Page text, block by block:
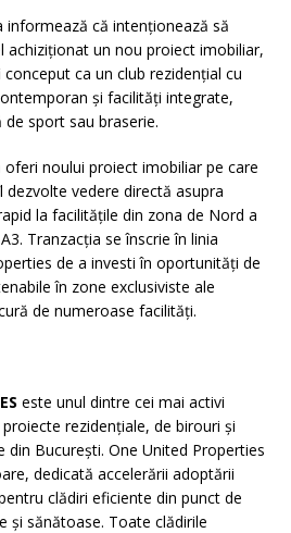
informează că intenționează să
achiziționat un nou proiect imobiliar,
ca un club rezidențial cu
și facilități integrate,
sport sau braserie.
noului proiect imobiliar pe care
vedere directă asupra
la facilitățile din zona de Nord a
Tranzacția se înscrie în linia
de a investi în oportunități de
în zone exclusiviste ale
de numeroase facilități.
este unul dintre cei mai activi
rezidențiale, de birouri și
București. One United Properties
dedicată accelerării adoptării
clădiri eficiente din punct de
și sănătoase. Toate clădirile